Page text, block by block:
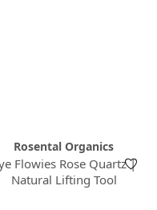
Rosental Organics
Flowies Rose Quartz |
Natural Lifting Tool